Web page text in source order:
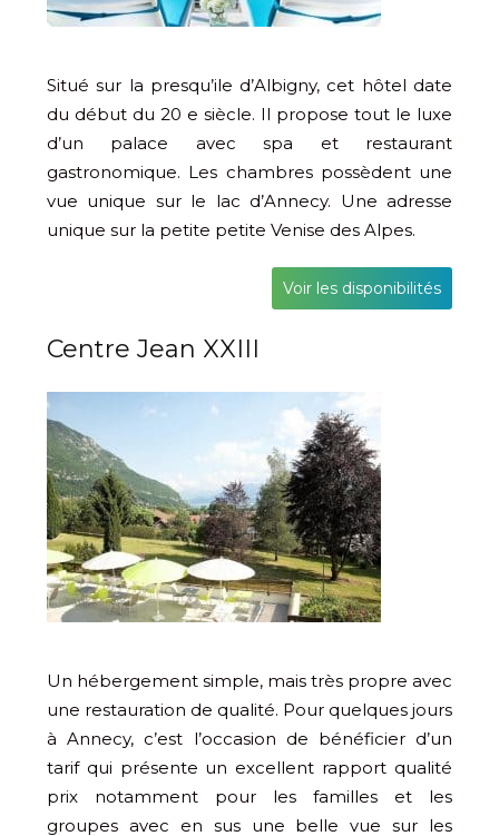
Situé sur la presqu’ile d’Albigny, cet hôtel date
du début du 20 e siècle. Il propose tout le luxe
d’un palace avec spa et restaurant
gastronomique. Les chambres possèdent une
vue unique sur le lac d’Annecy. Une adresse
unique sur la petite petite Venise des Alpes.
Voir les disponibilités
Centre Jean XXIII
Un hébergement simple, mais très propre avec
une restauration de qualité. Pour quelques jours
à Annecy, c’est l’occasion de bénéficier d’un
tarif qui présente un excellent rapport qualité
prix notamment pour les familles et les
groupes avec en sus une belle vue sur les